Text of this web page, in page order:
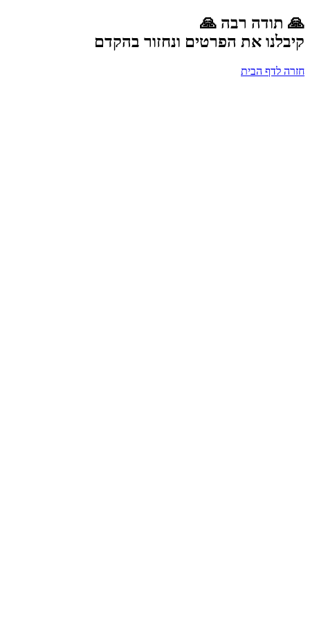
🙏 תודה רבה 🙏
קיבלנו את הפרטים ונחזור בהקדם
חזרה לדף הבית